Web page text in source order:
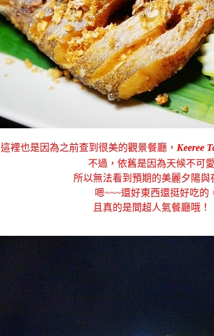
這裡也是因為之前查到很美的觀景餐廳， Keeree
不過，依舊是因為天候不可愛
所以無法看到預期的美麗夕陽與
嗯~~~還好東西還挺好吃的
且真的是間超人氣餐廳哦！